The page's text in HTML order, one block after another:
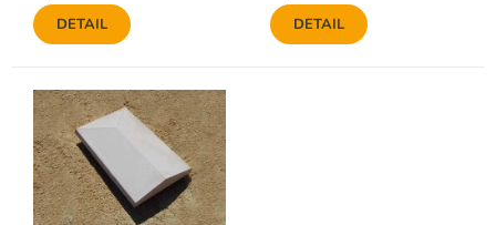
DETAIL DETAIL